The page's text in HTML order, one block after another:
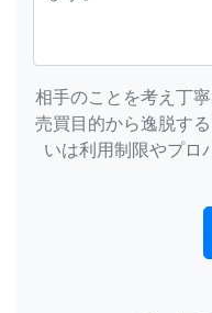
相手のことを考え丁
売買目的から逸脱す
いは利用制限やプロ